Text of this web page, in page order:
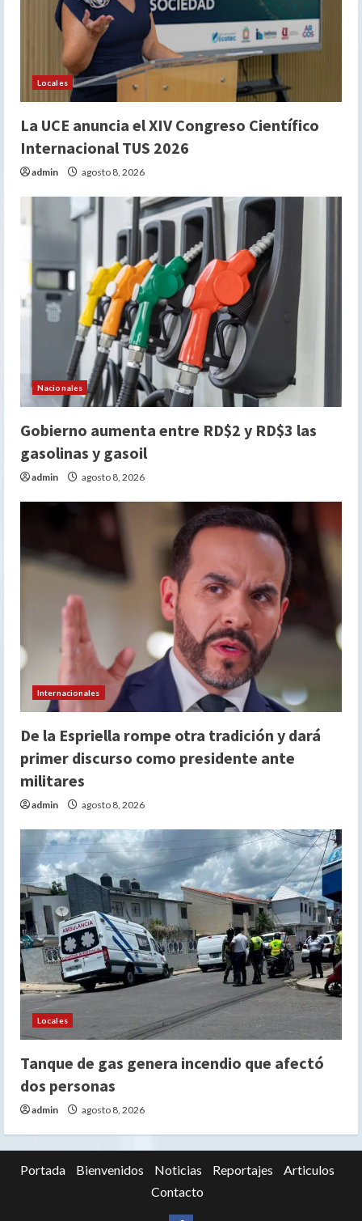
Locales
La UCE anuncia el XIV Congreso Científico
Internacional TUS 2026
admin agosto 8, 2026
Nacionales
Gobierno aumenta entre RD$2 y RD$3 las
gasolinas y gasoil
admin agosto 8, 2026
Internacionales
De la Espriella rompe otra tradición y dará
primer discurso como presidente ante
militares
admin agosto 8, 2026
Locales
Tanque de gas genera incendio que afectó
dos personas
admin agosto 8, 2026
Portada Bienvenidos Noticias Reportajes
Articulos
Contacto